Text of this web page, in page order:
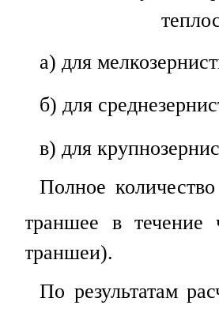
а) для
б) для
в) для
Полное
траншее в течение
траншеи).
По результатам